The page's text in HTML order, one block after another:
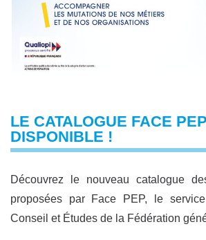
LE CATALOGUE FACE
DISPONIBLE !
Découvrez le nouveau catalogue
proposées par Face PEP, le
Conseil et Études de la Fédération